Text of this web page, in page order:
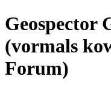
Geospector
(vormals
Forum)